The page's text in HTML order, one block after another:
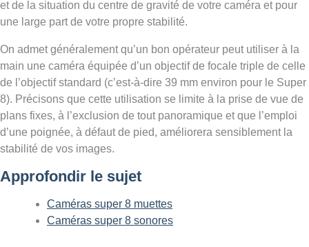
et de la situation du centre de gravité de votre caméra et pour
une large part de votre propre stabilité.
On admet généralement qu’un bon opérateur peut utiliser à la
main une caméra équipée d’un objectif de focale triple de celle
de l’objectif standard (c’est-à-dire 39 mm environ pour le Super
8). Précisons que cette utilisation se limite à la prise de vue de
plans fixes, à l’exclusion de tout panoramique et que l’emploi
d’une poignée, à défaut de pied, améliorera sensiblement la
stabilité de vos images.
Approfondir le sujet
Caméras super 8 muettes
Caméras super 8 sonores